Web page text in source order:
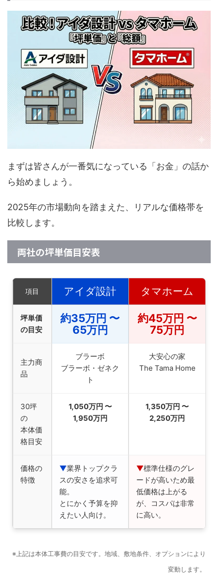
まずは皆さんが一番気になっている「お金」の話か
ら始めましょう。
2025年の市場動向を踏まえた、リアルな価格帯を
比較します。
両社の坪単価目安表
項目 アイダ設計 タマホーム
坪単価
の目安
約35万円 〜
65万円
約45万円 〜
75万円
主力商
品
ブラーボ
ブラーボ・ゼネク
ト
大安心の家
The Tama Home
30坪
の
本体価
格目安
1,050万円 〜
1,950万円
1,350万円 〜
2,250万円
価格の
特徴
▼業界トップクラ
スの安さを追求可
能。
とにかく予算を抑
えたい人向け。
▼標準仕様のグレ
ードが高いため最
低価格は上がる
が、コスパは非常
に高い。
※上記は本体工事費の目安です。地域、敷地条件、オプションにより
変動します。